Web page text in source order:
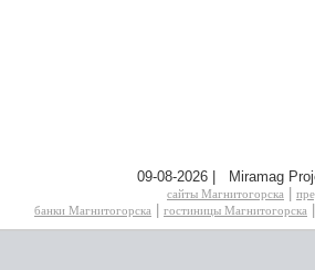
09-08-2026 | Miramag
сайты Магнитогорска
банки Магнитогорска
гостиницы Магнитогорска